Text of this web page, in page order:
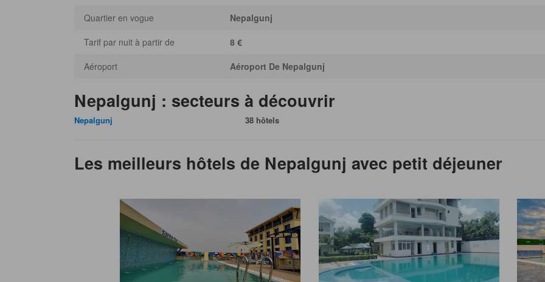
Quartier en vogue
Nepalgunj
Tarif par nuit à partir de
8 €
Aéroport
Aéroport De Nepalgunj
Nepalgunj : secteurs à découvrir
Nepalgunj 38 hôtels
Les meilleurs hôtels de Nepalgunj avec petit déjeuner